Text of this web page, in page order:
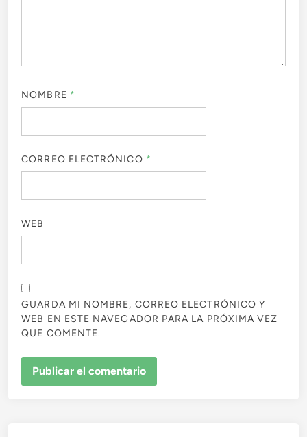
NOMBRE *
CORREO ELECTRÓNICO *
WEB
GUARDA MI NOMBRE, CORREO ELECTRÓNICO Y
WEB EN ESTE NAVEGADOR PARA LA PRÓXIMA VEZ
QUE COMENTE.